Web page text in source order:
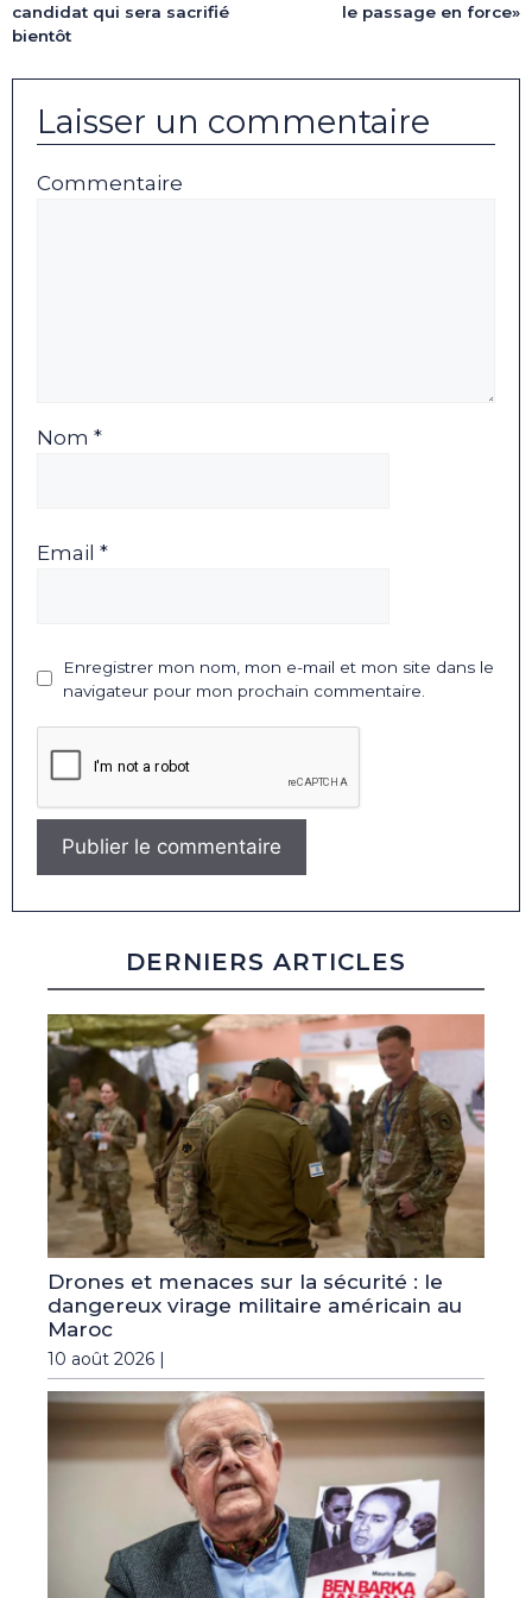
candidat qui sera sacrifié
bientôt
le passage en force»
Laisser un commentaire
Commentaire
Nom *
Email *
Enregistrer mon nom, mon e-mail et mon site dans le
navigateur pour mon prochain commentaire.
DERNIERS ARTICLES
Drones et menaces sur la sécurité : le
dangereux virage militaire américain au
Maroc
10 août 2026 |